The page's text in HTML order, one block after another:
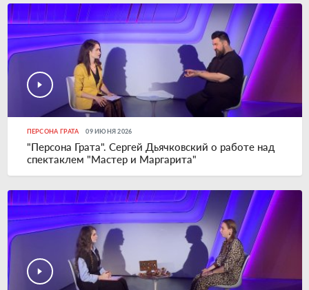
ПЕРСОНА ГРАТА 09 ИЮНЯ 2026
"Персона Грата". Сергей Дьячковский о работе над
спектаклем "Мастер и Маргарита"